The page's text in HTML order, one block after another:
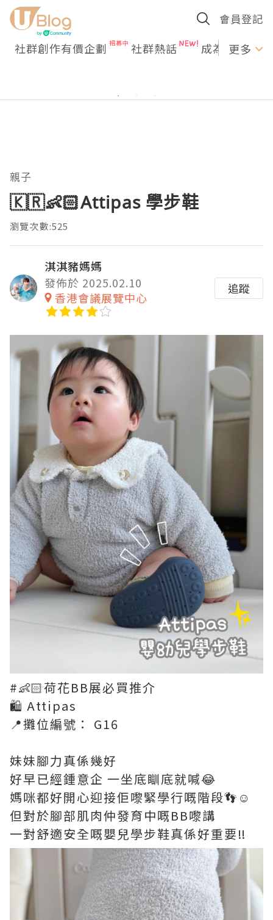
會員登記
社群創作有價企劃 社群熱話 成為U更多
親子
🇰🇷👶🏻Attipas 學步鞋
瀏覽次數:525
淇淇豬媽媽
發佈於 2025.02.10
香港會議展覽中心
追蹤
#👶🏻荷花BB展必買推介
🛍️ Attipas
📍攤位編號： G16
妹妹腳力真係幾好
好早已經鍾意企 一坐底瞓底就喊😂
媽咪都好開心迎接佢嚟緊學行嘅階段👣☺️
但對於腳部肌肉仲發育中嘅BB嚟講
一對舒適安全嘅嬰兒學步鞋真係好重要‼️